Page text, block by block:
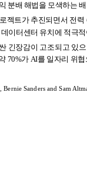
분배 해법을 모색하는
젝트가 추진되면서 전
이터센터 유치에 적극
긴장감이 고조되고 있
70%가 AI를 일자리 위
Bernie Sanders and Sam